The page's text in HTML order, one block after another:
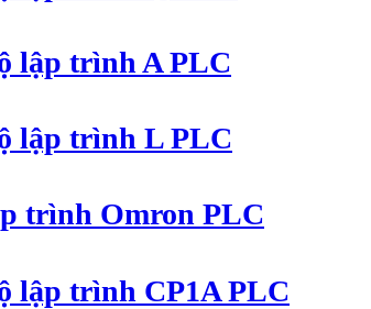
lập trình A PLC
lập trình L PLC
trình Omron PLC
lập trình CP1A PLC